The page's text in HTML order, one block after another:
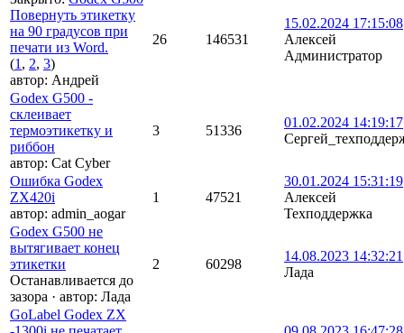
Повернуть этикетку
на 90 градусов при
печати из Word.
(1 , 2, 3)
автор: Андрей
26 146531
15.02.2024 17:15:08
Алексей
Администратор
Godex G500 -
склеивает
термоэтикетку и
риббон
автор: Cat Cyber
3 51336
01.02.2024 14:19:17
Ошибка Godex
ZX420i
автор: admin_aogar
1 47521
30.01.2024 15:31:19
Алексей
Техподдержка
Godex G500 не
вытягивает конец
этикетки
Останавливается до
зазора · автор: Лада
2 60298
14.08.2023 14:32:21
Лада
GoLabel Godex ZX